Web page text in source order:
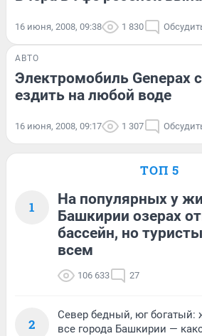
16 июня, 2008, 09:38 1 830
АВТО
Электромобиль Genepax
ездить на любой воде
16 июня, 2008, 09:17 1 307
ТОП 5
1
На популярных у
Башкирии озерах
бассейн, но
всем
106 633 27
2
Север бедный, юг богатый:
все города Башкирии —